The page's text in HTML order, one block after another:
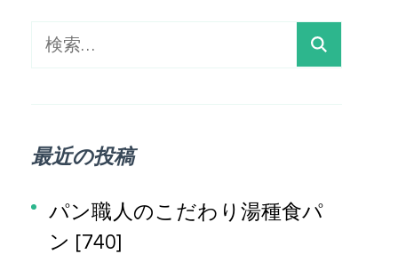
検
最近の投稿
パン職人のこだわり湯種食パ
ン [740]